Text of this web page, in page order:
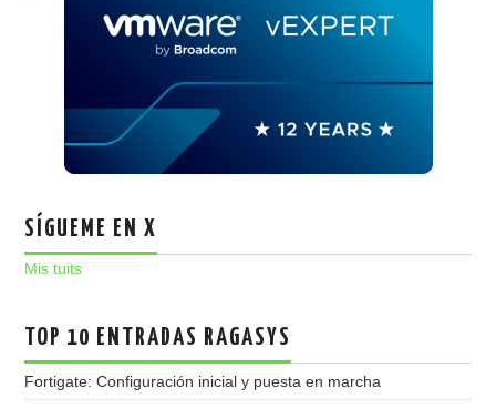
SÍGUEME EN X
Mis tuits
TOP 10 ENTRADAS RAGASYS
Fortigate: Configuración inicial y puesta en marcha